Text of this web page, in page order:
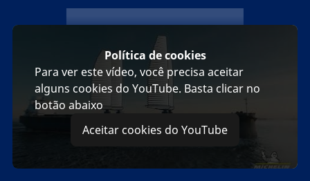
michelin
Política de cookies
Para ver este vídeo, você precisa aceitar
alguns cookies do YouTube. Basta clicar no
botão abaixo
Aceitar cookies do YouTube